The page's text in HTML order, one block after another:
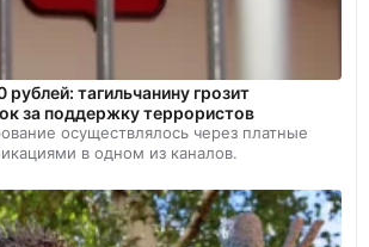
рублей: тагильчанину грозит
за поддержку террористов
осуществлялось через платные
в одном из каналов.